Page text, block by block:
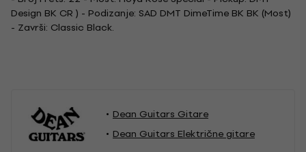
Design BK CR ) - Podizanje: SAD DMT DimeTime BK BK (Most)
- Završi: Classic Black.
Dean Guitars Gitare
Dean Guitars Električne gitare